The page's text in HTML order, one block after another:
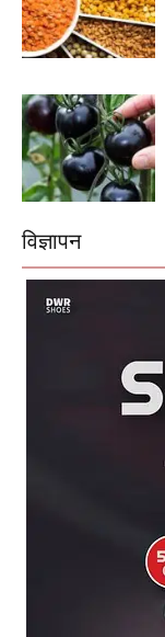
विज्ञापन